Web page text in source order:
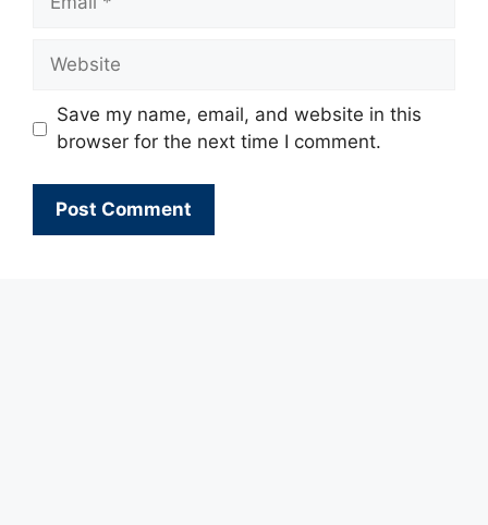
Website
Save my name, email, and website in this
browser for the next time I comment.